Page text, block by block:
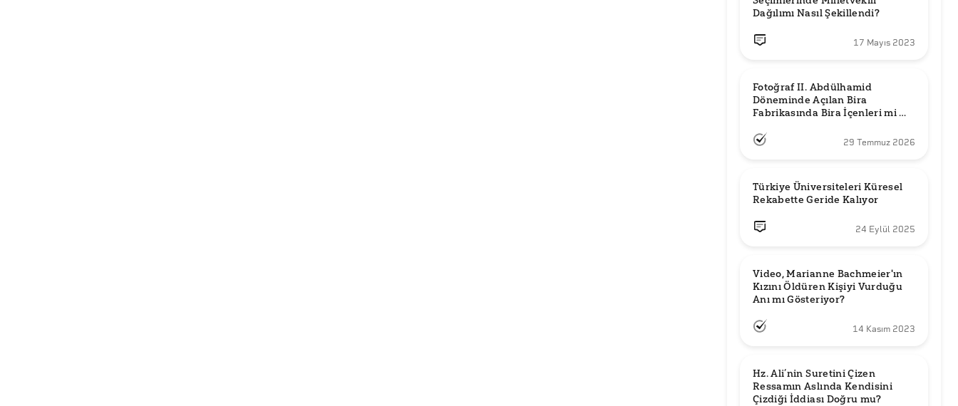
Dağılımı Nasıl Şekillendi?
17 Mayıs 2023
Fotoğraf II. Abdülhamid
Döneminde Açılan Bira
Fabrikasında Bira İçenleri mi
29 Temmuz 2026
Türkiye Üniversiteleri Küresel
Rekabette Geride Kalıyor
24 Eylül 2025
Video, Marianne Bachmeier'ın
Kızını Öldüren Kişiyi Vurduğu
14 Kasım 2023
Hz. Ali’nin Suretini Çizen
Ressamın Aslında Kendisini
Çizdiği İddiası Doğru mu?